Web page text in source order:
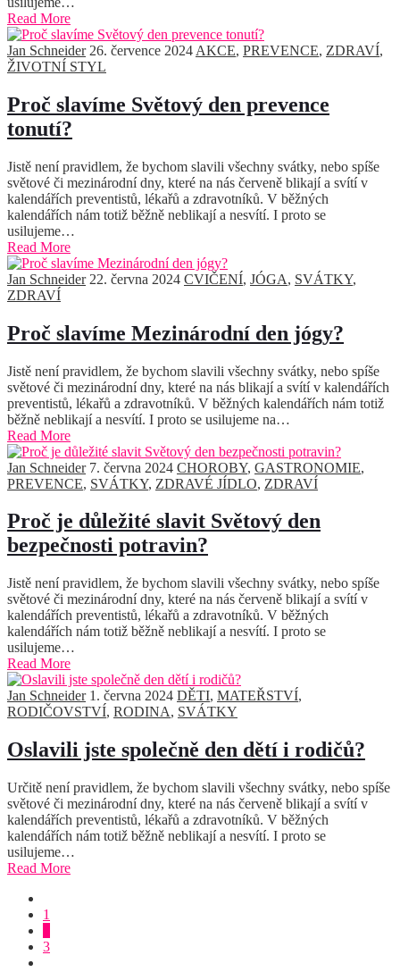
Read More
Jan Schneider 26. července 2024 AKCE, PREVENCE, ZDRAVÍ,
ŽIVOTNÍ STYL
Proč slavíme Světový den prevence
tonutí?
Jistě není pravidlem, že bychom slavili všechny svátky, nebo spíše
světové či mezinárodní dny, které na nás červeně blikají a svítí v
kalendářích preventistů, lékařů a zdravotníků. V běžných
kalendářích nám totiž běžně neblikají a nesvítí. I proto se
usilujeme…
Read More
Jan Schneider 22. června 2024 CVIČENÍ, JÓGA, SVÁTKY,
ZDRAVÍ
Proč slavíme Mezinárodní den jógy?
Jistě není pravidlem, že bychom slavili všechny svátky, nebo spíše
světové či mezinárodní dny, které na nás blikají a svítí v kalendářích
preventistů, lékařů a zdravotníků. V běžných kalendářích nám totiž
běžně neblikají a nesvítí. I proto se usilujeme na…
Read More
Jan Schneider 7. června 2024 CHOROBY, GASTRONOMIE,
PREVENCE, SVÁTKY, ZDRAVÉ JÍDLO, ZDRAVÍ
Proč je důležité slavit Světový den
bezpečnosti potravin?
Jistě není pravidlem, že bychom slavili všechny svátky, nebo spíše
světové či mezinárodní dny, které na nás červeně blikají a svítí v
kalendářích preventistů, lékařů a zdravotníků. V běžných
kalendářích nám totiž běžně neblikají a nesvítí. I proto se
usilujeme…
Read More
Jan Schneider 1. června 2024 DĚTI, MATEŘSTVÍ,
RODIČOVSTVÍ, RODINA, SVÁTKY
Oslavili jste společně den dětí i rodičů?
Určitě není pravidlem, že bychom slavili všechny svátky, nebo spíše
světové či mezinárodní dny, které na nás červeně blikají a svítí v
kalendářích preventistů, lékařů a zdravotníků. V běžných
kalendářích nám totiž běžně neblikají a nesvítí. I proto se
usilujeme…
Read More
1
3